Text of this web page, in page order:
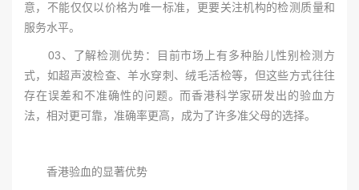
意，不能仅仅以价格为唯一标准，更要关注机构的检测质量和
服务水平。
03、了解检测优势：目前市场上有多种胎儿性别检测方
式，如超声波检查、羊水穿刺、绒毛活检等，但这些方式往往
存在误差和不准确性的问题。而香港科学家研发出的验血方
法，相对更可靠，准确率更高，成为了许多准父母的选择。
香港验血的显著优势